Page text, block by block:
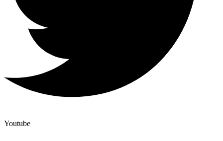
Youtube